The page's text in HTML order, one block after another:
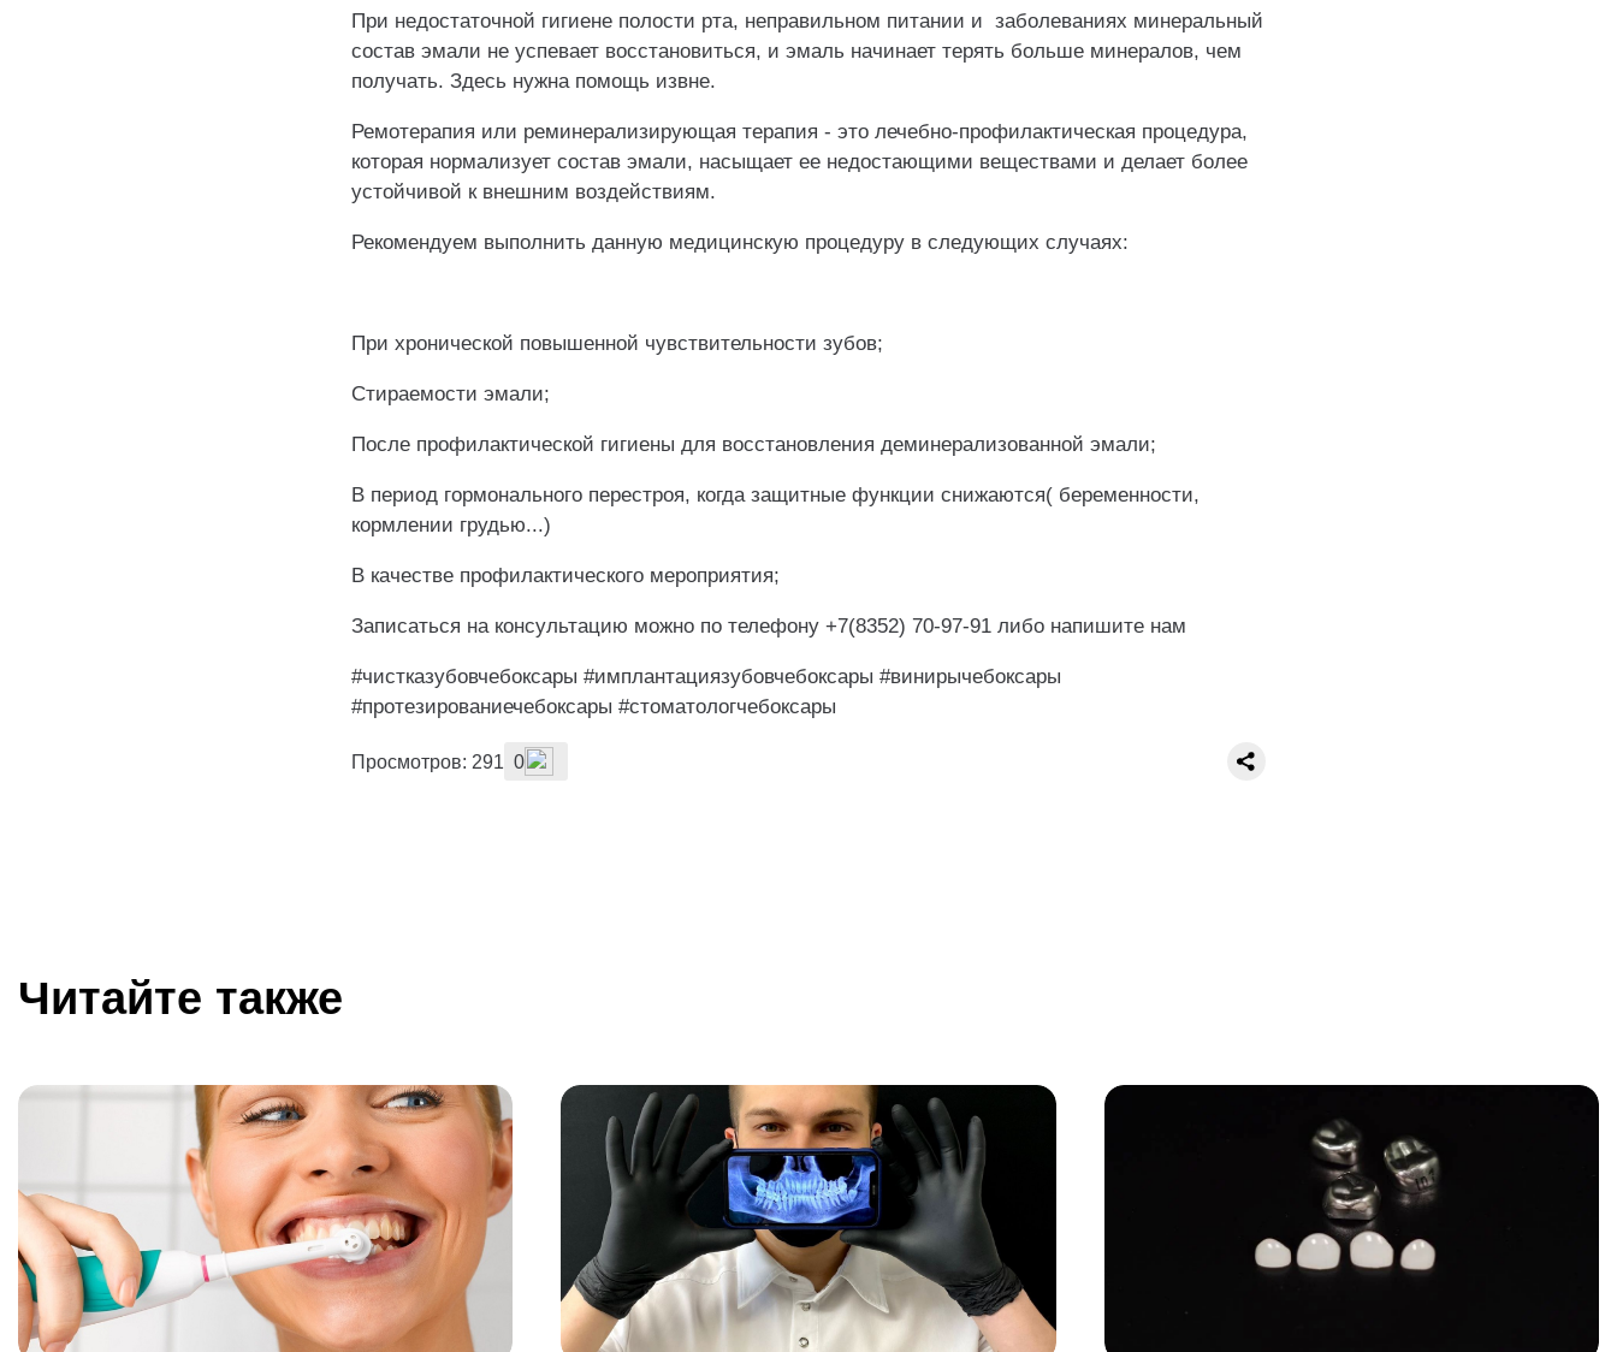
При недостаточной гигиене полости рта, неправильном питании и заболеваниях минеральный
состав эмали не успевает восстановиться, и эмаль начинает терять больше минералов, чем
получать. Здесь нужна помощь извне.
Ремотерапия или реминерализирующая терапия - это лечебно-профилактическая процедура,
которая нормализует состав эмали, насыщает ее недостающими веществами и делает более
устойчивой к внешним воздействиям.
Рекомендуем выполнить данную медицинскую процедуру в следующих случаях:
При хронической повышенной чувствительности зубов;
Стираемости эмали;
После профилактической гигиены для восстановления деминерализованной эмали;
В период гормонального перестроя, когда защитные функции снижаются( беременности,
кормлении грудью...)
В качестве профилактического мероприятия;
Записаться на консультацию можно по телефону +7(8352) 70-97-91 либо напишите нам
#чистказубовчебоксары #имплантациязубовчебоксары #винирычебоксары
#протезированиечебоксары #стоматологчебоксары
Просмотров: 291 0
Читайте также